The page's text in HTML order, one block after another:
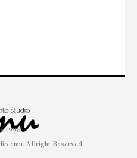
1998
emu. Allright Reserved